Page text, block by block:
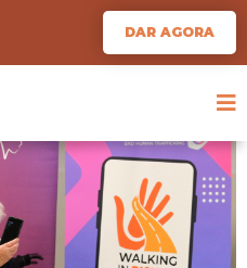
DAR AGORA